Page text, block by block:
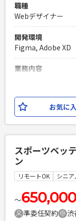
イン経験 ・PC/
ポンシブデザイン
でのサービス設計
たワイヤーフレー
WEBデザイン経
円滑なコミュニケ
エンジニア複数
職種
Webデザイナー
開発環境
Figma, Adobe XD
業務内容
トオーナー(クラ
認し、 ディスカ
デザインを作成す
Miro(プロジェクト
必須スキル
・Webデザイナー/
・Adobe XD/
存のスタイルガイ
ティのデザインを
お気に
スポーツベッ
ン
リモートOK シニア
〜650,000
準委任契約
渋